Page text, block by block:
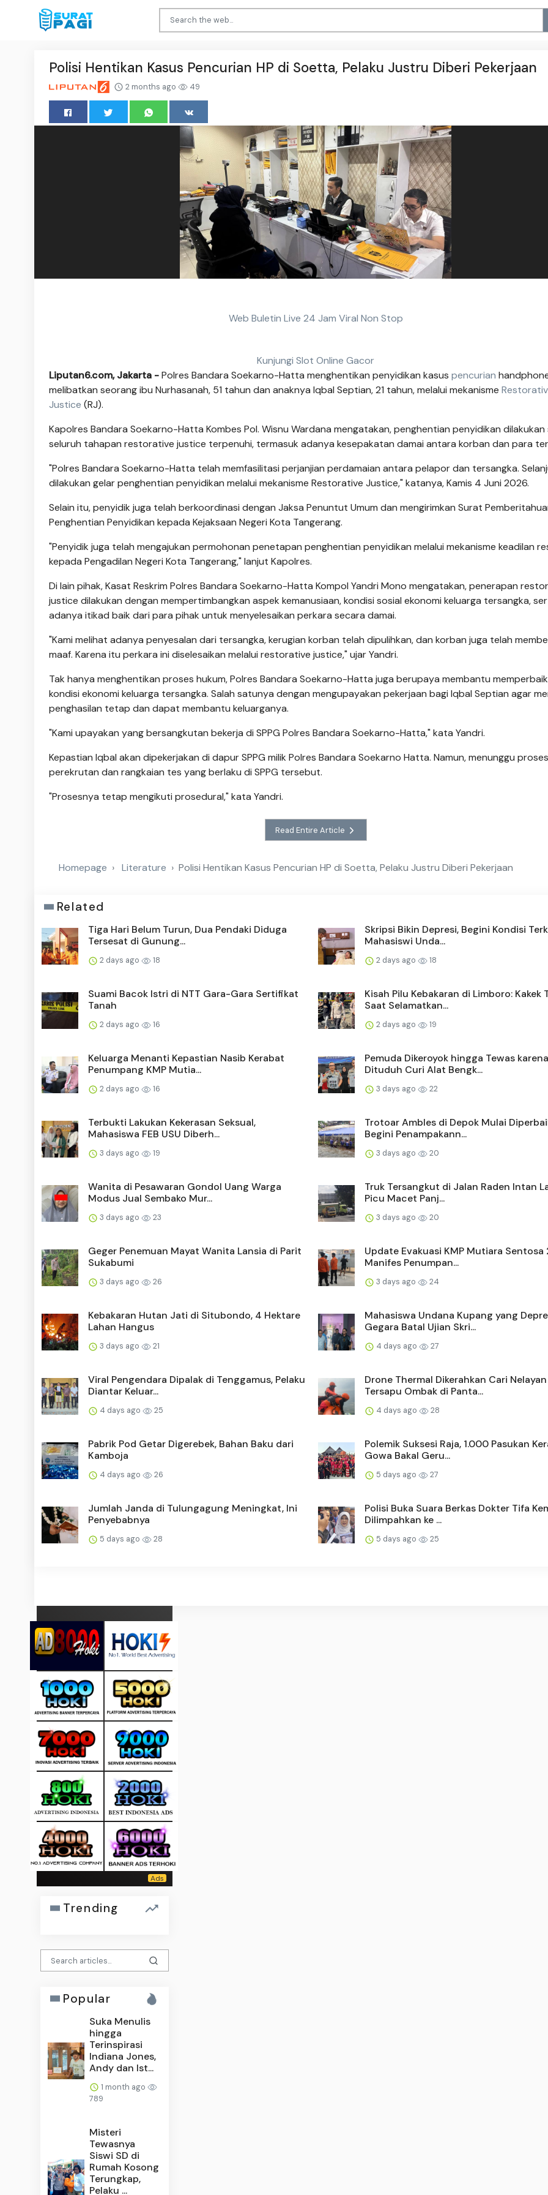
Polisi Hentikan Kasus Pencurian HP di Soetta, Pelaku Justru Diberi Pekerjaan
2 months ago 49
Web Buletin Live 24 Jam Viral Non Stop
Kunjungi Slot Online Gacor
Liputan6.com, Jakarta -Polres Bandara Soekarno-Hatta menghentikan penyidikan kasus pencurian
melibatkan seorang ibu Nurhasanah, 51 tahun dan anaknya Iqbal Septian, 21 tahun, melalui mekanisme
Justice (RJ).
Kapolres Bandara Soekarno-Hatta Kombes Pol. Wisnu Wardana mengatakan, penghentian penyidikan dilakukan
seluruh tahapan restorative justice terpenuhi, termasuk adanya kesepakatan damai antara korban dan para
"Polres Bandara Soekarno-Hatta telah memfasilitasi perjanjian perdamaian antara pelapor dan tersangka.
dilakukan gelar penghentian penyidikan melalui mekanisme Restorative Justice," katanya, Kamis 4 Juni 2026.
Selain itu, penyidik juga telah berkoordinasi dengan Jaksa Penuntut Umum dan mengirimkan Surat
Penghentian Penyidikan kepada Kejaksaan Negeri Kota Tangerang.
"Penyidik juga telah mengajukan permohonan penetapan penghentian penyidikan melalui mekanisme keadilan
kepada Pengadilan Negeri Kota Tangerang," lanjut Kapolres.
Di lain pihak, Kasat Reskrim Polres Bandara Soekarno-Hatta Kompol Yandri Mono mengatakan, penerapan
justice dilakukan dengan mempertimbangkan aspek kemanusiaan, kondisi sosial ekonomi keluarga tersangka,
adanya itikad baik dari para pihak untuk menyelesaikan perkara secara damai.
"Kami melihat adanya penyesalan dari tersangka, kerugian korban telah dipulihkan, dan korban juga telah
maaf. Karena itu perkara ini diselesaikan melalui restorative justice," ujar Yandri.
Tak hanya menghentikan proses hukum, Polres Bandara Soekarno-Hatta juga berupaya membantu
kondisi ekonomi keluarga tersangka. Salah satunya dengan mengupayakan pekerjaan bagi Iqbal Septian agar
penghasilan tetap dan dapat membantu keluarganya.
"Kami upayakan yang bersangkutan bekerja di SPPG Polres Bandara Soekarno-Hatta," kata Yandri.
Kepastian Iqbal akan dipekerjakan di dapur SPPG milik Polres Bandara Soekarno Hatta. Namun, menunggu proses
perekrutan dan rangkaian tes yang berlaku di SPPG tersebut.
"Prosesnya tetap mengikuti prosedural," kata Yandri.
Read Entire Article
Homepage Literature Polisi Hentikan Kasus Pencurian HP di Soetta, Pelaku Justru Diberi Pekerjaan
Related
Tiga Hari Belum Turun, Dua Pendaki Diduga
Tersesat di Gunung...
2 days ago 18
Skripsi Bikin Depresi, Begini Kondisi
Mahasiswi Unda...
2 days ago 18
Suami Bacok Istri di NTT Gara-Gara Sertifikat
Tanah
2 days ago 16
Kisah Pilu Kebakaran di Limboro: Kakek
Saat Selamatkan...
2 days ago 19
Keluarga Menanti Kepastian Nasib Kerabat
Penumpang KMP Mutia...
2 days ago 16
Pemuda Dikeroyok hingga Tewas karena
Dituduh Curi Alat Bengk...
3 days ago 22
Terbukti Lakukan Kekerasan Seksual,
Mahasiswa FEB USU Diberh...
3 days ago 19
Trotoar Ambles di Depok Mulai
Begini Penampakann...
3 days ago 20
Wanita di Pesawaran Gondol Uang Warga
Modus Jual Sembako Mur...
3 days ago 23
Truk Tersangkut di Jalan Raden Intan
Picu Macet Panj...
3 days ago 20
Geger Penemuan Mayat Wanita Lansia di Parit
Sukabumi
3 days ago 26
Update Evakuasi KMP Mutiara Sentosa
Manifes Penumpan...
3 days ago 24
Kebakaran Hutan Jati di Situbondo, 4 Hektare
Lahan Hangus
3 days ago 21
Mahasiswa Undana Kupang yang
Gegara Batal Ujian Skri...
4 days ago 27
Viral Pengendara Dipalak di Tenggamus, Pelaku
Diantar Keluar...
4 days ago 25
Drone Thermal Dikerahkan Cari Nelayan
Tersapu Ombak di Panta...
4 days ago 28
Pabrik Pod Getar Digerebek, Bahan Baku dari
Kamboja
4 days ago 26
Polemik Suksesi Raja, 1.000 Pasukan
Gowa Bakal Geru...
5 days ago 27
Jumlah Janda di Tulungagung Meningkat, Ini
Penyebabnya
5 days ago 28
Polisi Buka Suara Berkas Dokter Tifa
Dilimpahkan ke ...
5 days ago 25
Trending
Popular
Suka Menulis
hingga
Terinspirasi
Indiana Jones,
Andy dan Ist...
1 month ago
789
Misteri
Tewasnya
Siswi SD di
Rumah Kosong
Terungkap,
Pelaku ...